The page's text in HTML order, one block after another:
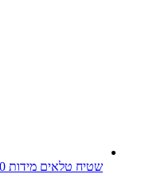
שטיח טלאים מידות 240X170